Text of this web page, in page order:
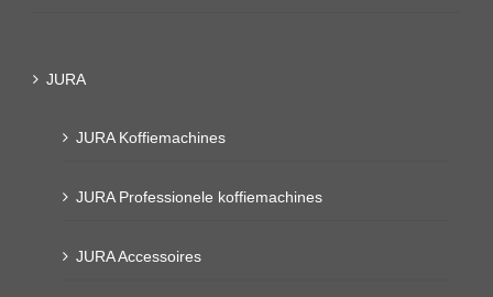
JURA
JURA Koffiemachines
JURA Professionele koffiemachines
JURA Accessoires